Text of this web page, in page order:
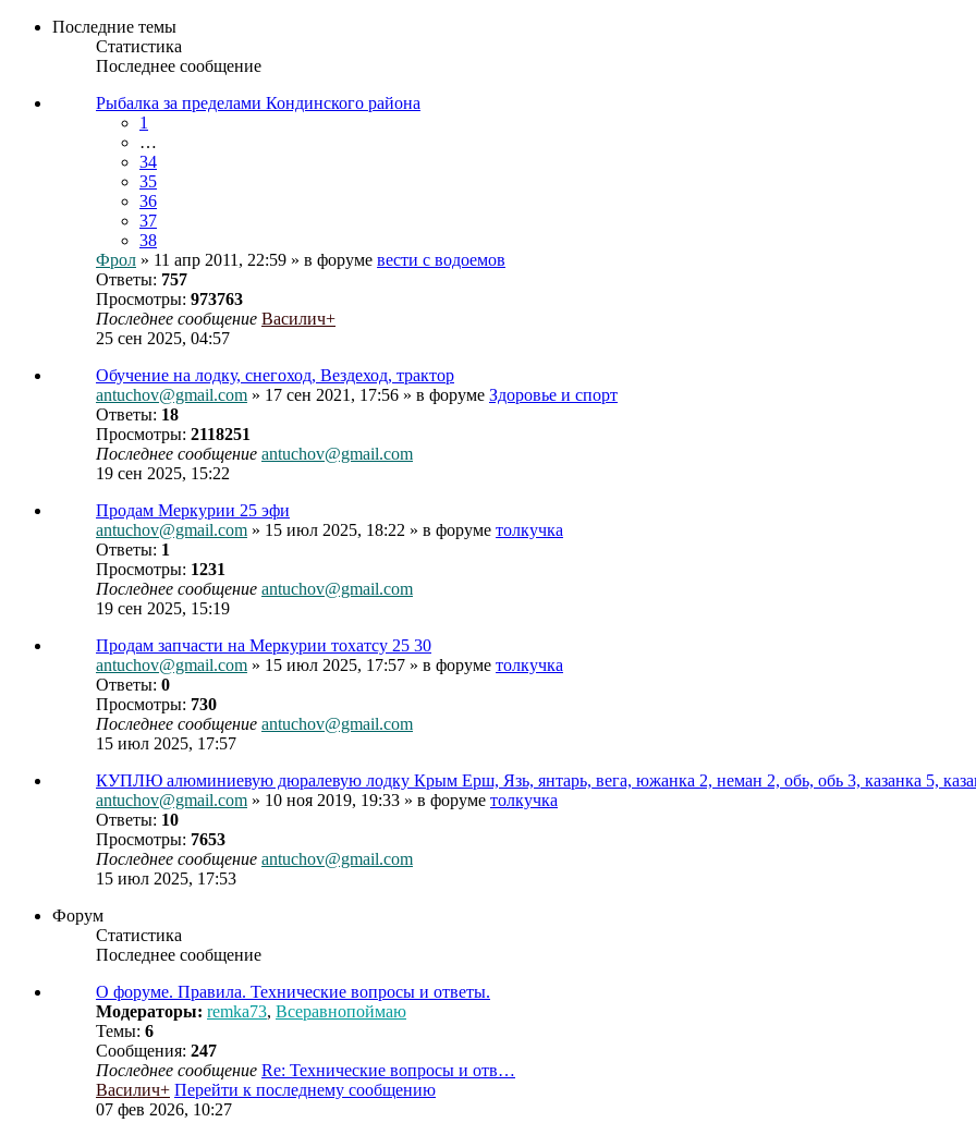
Последние темы
Статистика
Последнее сообщение
Рыбалка за пределами Кондинского района
1
…
34
35
36
37
38
Фрол » 11 апр 2011, 22:59 » в форуме вести с водоемов
Ответы: 757
Просмотры: 973763
Последнее сообщение Василич+
25 сен 2025, 04:57
Обучение на лодку, снегоход, Вездеход, трактор
antuchov@gmail.com » 17 сен 2021, 17:56 » в форуме Здоровье и спорт
Ответы: 18
Просмотры: 2118251
Последнее сообщение antuchov@gmail.com
19 сен 2025, 15:22
Продам Меркурии 25 эфи
antuchov@gmail.com » 15 июл 2025, 18:22 » в форуме толкучка
Ответы: 1
Просмотры: 1231
Последнее сообщение antuchov@gmail.com
19 сен 2025, 15:19
Продам запчасти на Меркурии тохатсу 25 30
antuchov@gmail.com » 15 июл 2025, 17:57 » в форуме толкучка
Ответы: 0
Просмотры: 730
Последнее сообщение antuchov@gmail.com
15 июл 2025, 17:57
КУПЛЮ алюминиевую дюралевую лодку Крым Ерш, Язь, янтарь, вега, южанка 2, неман 2, обь, обь 3, казанка 5,
antuchov@gmail.com » 10 ноя 2019, 19:33 » в форуме толкучка
Ответы: 10
Просмотры: 7653
Последнее сообщение antuchov@gmail.com
15 июл 2025, 17:53
Форум
Статистика
Последнее сообщение
О форуме. Правила. Технические вопросы и ответы.
Модераторы: remka73, Всеравнопоймаю
Темы: 6
Сообщения: 247
Последнее сообщение Re: Технические вопросы и отв…
Василич+ Перейти к последнему сообщению
07 фев 2026, 10:27